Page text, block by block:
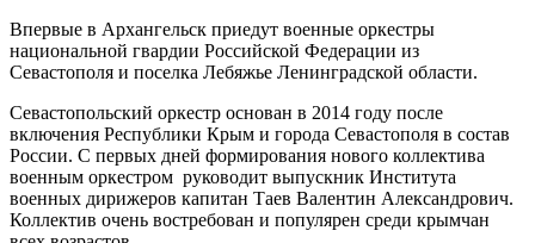
Впервые в Архангельск приедут военные оркестры
национальной гвардии Российской Федерации из
Севастополя и поселка Лебяжье Ленинградской области.
Севастопольский оркестр основан в 2014 году после
включения Республики Крым и города Севастополя в состав
России. С первых дней формирования нового коллектива
военным оркестром руководит выпускник Института
военных дирижеров капитан Таев Валентин Александрович.
Коллектив очень востребован и популярен среди крымчан